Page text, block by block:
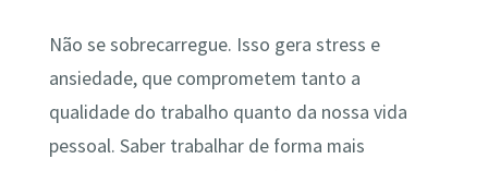
Não se sobrecarregue. Isso gera stress e
ansiedade, que comprometem tanto a
qualidade do trabalho quanto da nossa vida
pessoal. Saber trabalhar de forma mais